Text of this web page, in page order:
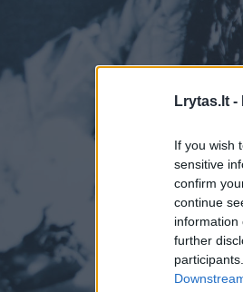
Lrytas.lt -
If you wish
sensitive
confirm
continue
information
further